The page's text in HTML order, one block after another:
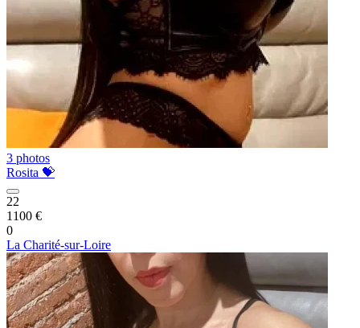
3 photos
Rosita 💝
22
1100 €
0
La Charité-sur-Loire